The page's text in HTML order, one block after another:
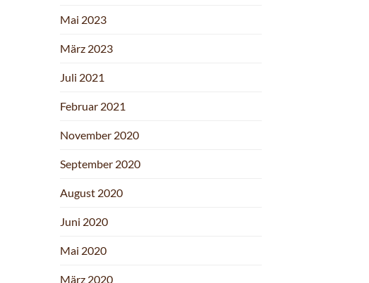
Mai 2023
März 2023
Juli 2021
Februar 2021
November 2020
September 2020
August 2020
Juni 2020
Mai 2020
März 2020